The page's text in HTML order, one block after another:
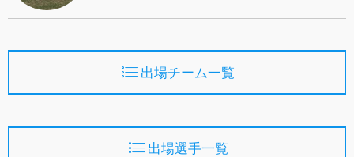
出場チーム一覧
出場選手一覧